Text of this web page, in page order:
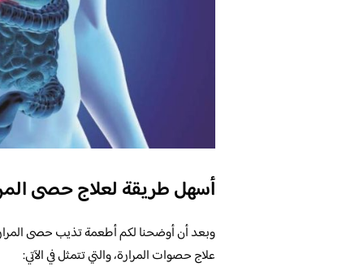
أسهل طريقة لعلاج حصى
وبعد أن أوضحنا لكم أطعمة تذيب حصى
علاج حصوات المرارة، والتي تتمثل في الآتي: